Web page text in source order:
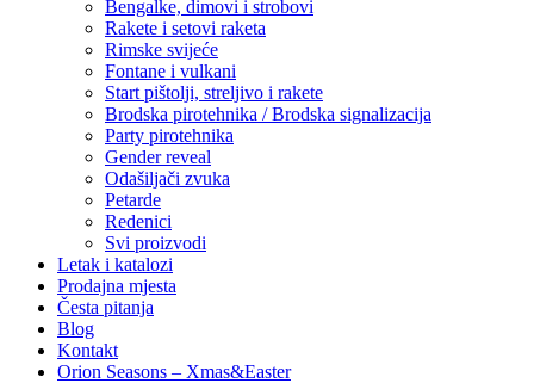
Bengalke, dimovi i strobovi
Rakete i setovi raketa
Rimske svijeće
Fontane i vulkani
Start pištolji, streljivo i rakete
Brodska pirotehnika / Brodska signalizacija
Party pirotehnika
Gender reveal
Odašiljači zvuka
Petarde
Redenici
Svi proizvodi
Letak i katalozi
Prodajna mjesta
Česta pitanja
Blog
Kontakt
Orion Seasons – Xmas&Easter